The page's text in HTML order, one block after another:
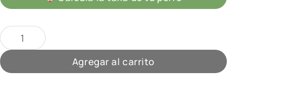
Harness Barbie Black cantidad
Agregar al carrito